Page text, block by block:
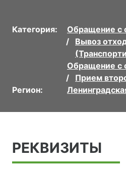
Категория:
Обращение с
Вывоз
Обращение с
Прием
Регион:
РЕКВИЗИТЫ